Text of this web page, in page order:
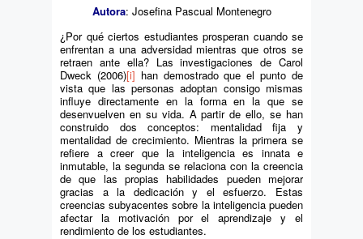
Autora: Josefina Pascual Montenegro
¿Por qué ciertos estudiantes prosperan cuando se
enfrentan a una adversidad mientras que otros se
retraen ante ella? Las investigaciones de Carol
Dweck (2006)[i] han demostrado que el punto de
vista que las personas adoptan consigo mismas
influye directamente en la forma en la que se
desenvuelven en su vida. A partir de ello, se han
construido dos conceptos: mentalidad fija y
mentalidad de crecimiento. Mientras la primera se
refiere a creer que la inteligencia es innata e
inmutable, la segunda se relaciona con la creencia
de que las propias habilidades pueden mejorar
gracias a la dedicación y el esfuerzo. Estas
creencias subyacentes sobre la inteligencia pueden
afectar la motivación por el aprendizaje y el
rendimiento de los estudiantes.